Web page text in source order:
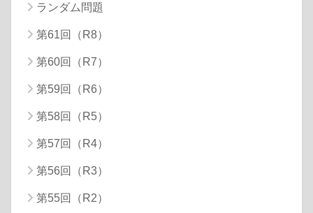
ランダム問題
第61回（R8）
第60回（R7）
第59回（R6）
第58回（R5）
第57回（R4）
第56回（R3）
第55回（R2）